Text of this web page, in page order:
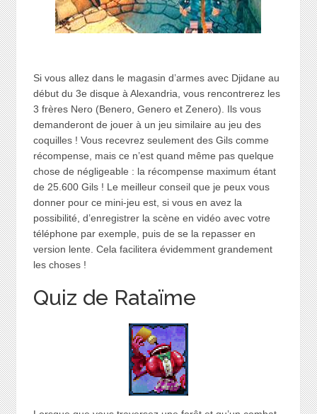
Si vous allez dans le magasin d’armes avec Djidane au
début du 3e disque à Alexandria, vous rencontrerez les
3 frères Nero (Benero, Genero et Zenero). Ils vous
demanderont de jouer à un jeu similaire au jeu des
coquilles ! Vous recevrez seulement des Gils comme
récompense, mais ce n’est quand même pas quelque
chose de négligeable : la récompense maximum étant
de 25.600 Gils ! Le meilleur conseil que je peux vous
donner pour ce mini-jeu est, si vous en avez la
possibilité, d’enregistrer la scène en vidéo avec votre
téléphone par exemple, puis de se la repasser en
version lente. Cela facilitera évidemment grandement
les choses !
Quiz de Rataïme